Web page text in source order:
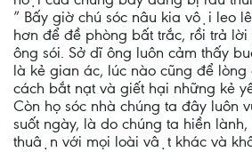
” Bấy giờ chú sóc nâu kia vội leo
hơn để đề phòng bất trắc, rồi trả lời
ông sói. Sở dĩ ông luôn cảm thấy
là kẻ gian ác, lúc nào cũng để
cách bắt nạt và giết hại những kẻ
Còn họ sóc nhà chúng ta đây luôn
suốt ngày, là do chúng ta hiền lành,
thuận với mọi loài vật khác và